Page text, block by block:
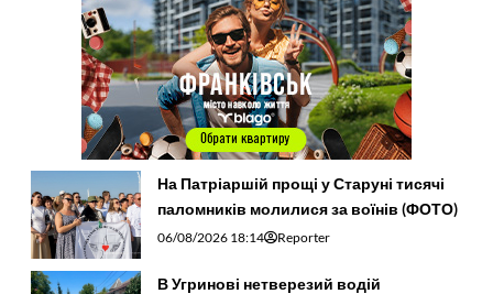
На Патріаршій прощі у Старуні тисячі
паломників молилися за воїнів (ФОТО)
06/08/2026 18:14 Reporter
В Угринові нетверезий водій